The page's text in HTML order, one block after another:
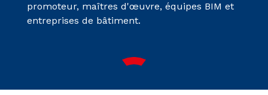
promoteur, maîtres d'œuvre, équipes BIM et
entreprises de bâtiment.